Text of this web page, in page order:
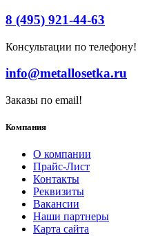
8 (495) 921-44-63
Консультации по телефону!
info@metallosetka.ru
Заказы по email!
Компания
О компании
Прайс-Лист
Контакты
Реквизиты
Вакансии
Наши партнеры
Карта сайта